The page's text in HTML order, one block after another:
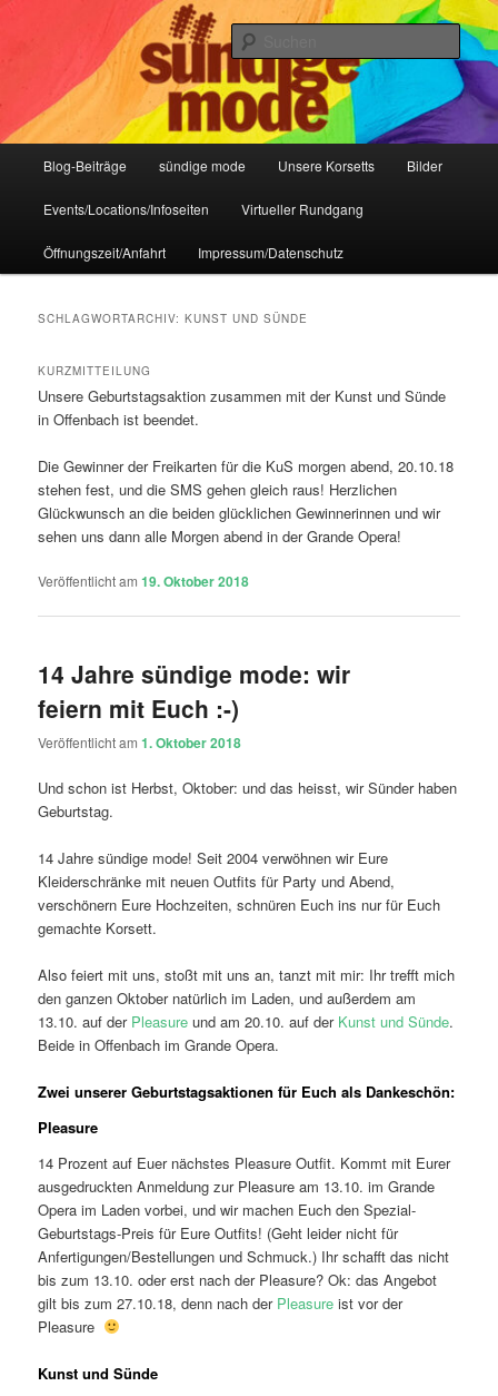
Sündige Mode Frankfurt
IHR Laden für Korsetts, Lifestyle-Mode, Club- und Dark-Wear seit 2004
Blog-Beiträge sündige mode Unsere Korsetts Bilder
Events/Locations/Infoseiten Virtueller Rundgang
Öffnungszeit/Anfahrt Impressum/Datenschutz
SCHLAGWORTARCHIV:KUNST UND SÜNDE
KURZMITTEILUNG
Unsere Geburtstagsaktion zusammen mit der Kunst und Sünde
in Offenbach ist beendet.
Die Gewinner der Freikarten für die KuS morgen abend, 20.10.18
stehen fest, und die SMS gehen gleich raus! Herzlichen
Glückwunsch an die beiden glücklichen Gewinnerinnen und wir
sehen uns dann alle Morgen abend in der Grande Opera!
Veröffentlicht am19. Oktober 2018
14 Jahre sündige mode: wir
feiern mit Euch :-)
Veröffentlicht am1. Oktober 2018
Und schon ist Herbst, Oktober: und das heisst, wir Sünder haben
Geburtstag.
14 Jahre sündige mode! Seit 2004 verwöhnen wir Eure
Kleiderschränke mit neuen Outfits für Party und Abend,
verschönern Eure Hochzeiten, schnüren Euch ins nur für Euch
gemachte Korsett.
Also feiert mit uns, stoßt mit uns an, tanzt mit mir: Ihr trefft mich
den ganzen Oktober natürlich im Laden, und außerdem am
13.10. auf der Pleasure und am 20.10. auf der Kunst und Sünde.
Beide in Offenbach im Grande Opera.
Zwei unserer Geburtstagsaktionen für Euch als Dankeschön:
Pleasure
14 Prozent auf Euer nächstes Pleasure Outfit. Kommt mit Eurer
ausgedruckten Anmeldung zur Pleasure am 13.10. im Grande
Opera im Laden vorbei, und wir machen Euch den Spezial-
Geburtstags-Preis für Eure Outfits! (Geht leider nicht für
Anfertigungen/Bestellungen und Schmuck.) Ihr schafft das nicht
bis zum 13.10. oder erst nach der Pleasure? Ok: das Angebot
gilt bis zum 27.10.18, denn nach derPleasure ist vor der
Pleasure
Kunst und Sünde